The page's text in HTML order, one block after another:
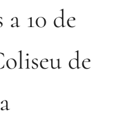
10 de
de